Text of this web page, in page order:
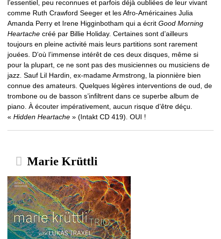
l’essentiel, peu reconnues et parfois déjà oubliées de leur vivant
comme Ruth Crawford Seeger et les Afro-Américaines Julia
Amanda Perry et Irene Higginbotham qui a écrit Good Morning
Heartache créé par Billie Holiday. Certaines sont d’ailleurs
toujours en pleine activité mais leurs partitions sont rarement
jouées. D’où l’immense intérêt de ces deux disques, même si
pour la plupart, ce ne sont pas des musiciennes ou musiciens de
jazz. Sauf Lil Hardin, ex-madame Armstrong, la pionnière bien
connue des amateurs. Quelques légères interventions de oud, de
trombone ou de basson s’infiltrent dans ce superbe album de
piano. À écouter impérativement, aucun risque d’être déçu.
« Hidden Heartache » (Intakt CD 419). OUI !
Marie Krüttli